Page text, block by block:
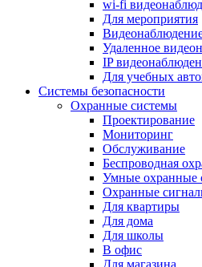
wi-fi
Для мероприятия
Удаленное
IP
Для учебных
Системы безопасности
Охранные системы
Проектирование
Мониторинг
Обслуживание
Беспроводная
Умные охранные
Охранные
Для квартиры
Для дома
Для школы
В офис
Для магазина